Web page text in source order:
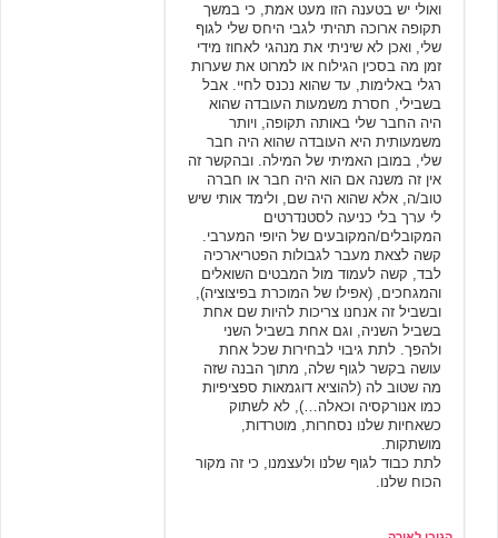
ואולי יש בטענה הזו מעט אמת, כי במשך
תקופה ארוכה תהיתי לגבי היחס שלי לגוף
שלי, ואכן לא שיניתי את מנהגי לאחוז מידי
זמן מה בסכין הגילוח או למרוט את שערות
רגלי באלימות, עד שהוא נכנס לחיי. אבל
בשבילי, חסרת משמעות העובדה שהוא
היה החבר שלי באותה תקופה, ויותר
משמעותית היא העובדה שהוא היה חבר
שלי, במובן האמיתי של המילה. ובהקשר זה
אין זה משנה אם הוא היה חבר או חברה
טוב/ה, אלא שהוא היה שם, ולימד אותי שיש
לי ערך בלי כניעה לסטנדרטים
המקובלים/המקובעים של היופי המערבי.
קשה לצאת מעבר לגבולות הפטריארכיה
לבד, קשה לעמוד מול המבטים השואלים
והמגחכים, (אפילו של המוכרת בפיצוציה),
ובשביל זה אנחנו צריכות להיות שם אחת
בשביל השניה, וגם אחת בשביל השני
ולהפך. לתת גיבוי לבחירות שכל אחת
עושה בקשר לגוף שלה, מתוך הבנה שזה
מה שטוב לה (להוציא דוגמאות ספציפיות
כמו אנורקסיה וכאלה…), לא לשתוק
כשאחיות שלנו נסחרות, מוטרדות,
מושתקות.
לתת כבוד לגוף שלנו ולעצמנו, כי זה מקור
הכוח שלנו.